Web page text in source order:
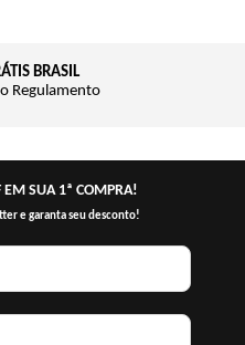
BRASIL
Regulamento
EM SUA 1ª COMPRA!
e garanta seu desconto!